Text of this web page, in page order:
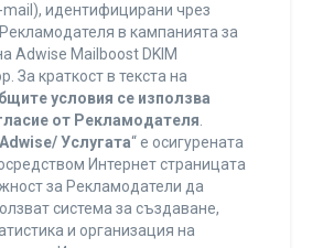
идентифицирани чрез
в кампанията за
Adwise Mailboost DKIM
За краткост в текста на
условия се използва
от Рекламодателя.
Услугата“ е осигурената
Интернет страницата
за Рекламодатели да
система за създаване,
и организация на